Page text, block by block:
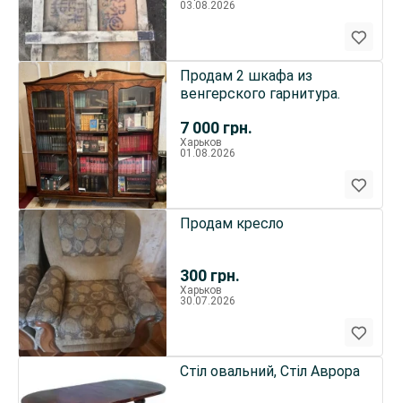
03.08.2026
7 000 грн.
Продам 2 шкафа из
венгерского гарнитура.
Харьков
01.08.2026
300 грн.
Продам кресло
Харьков
30.07.2026
Стіл овальний, Стіл Аврора